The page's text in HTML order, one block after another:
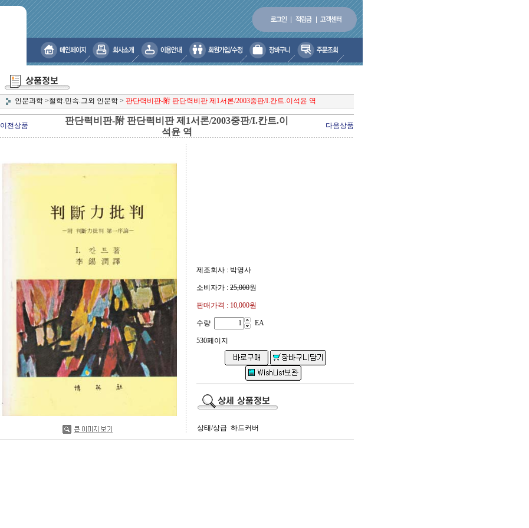
인문과학 >철학.민속.그외 인문학 > 판단력비판-附 판단력비판 제1서론/2003중판/I.칸트.이석윤 역
이전상품
판단력비판-附 판단력비판 제1서론/2003중판/I.칸트.이
석윤 역
다음상품
제조회사 : 박영사
소비자가 : 25,000원
판매가격 : 10,000원
수량 EA
530페이지
상태/상급 하드커버